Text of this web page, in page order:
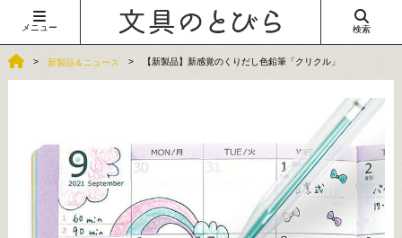
メニュー 検索
新製品＆ニュース 【新製品】新感覚のくりだし色鉛筆「クリクル」